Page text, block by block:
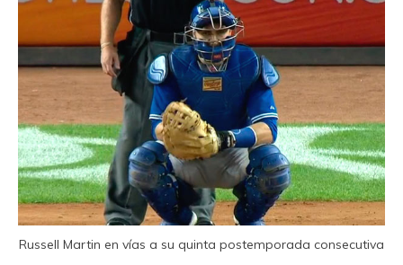
Russell Martin en vías a su quinta postemporada consecutiva